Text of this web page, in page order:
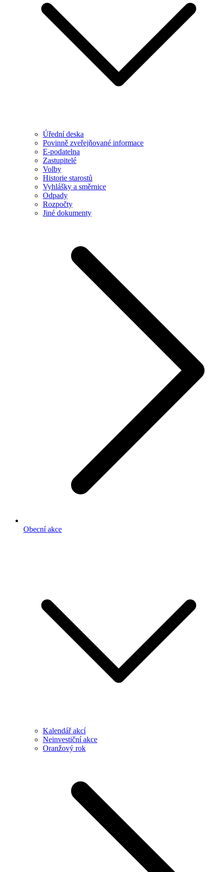
Úřední deska
Povinně zveřejňované informace
E-podatelna
Zastupitelé
Volby
Historie starostů
Vyhlášky a směrnice
Odpady
Rozpočty
Jiné dokumenty
Obecní akce
Kalendář akcí
Neinvestiční akce
Oranžový rok